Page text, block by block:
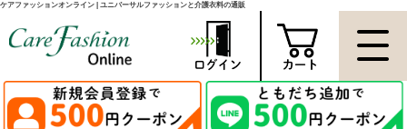
ケアファッションオンライン | ユニバーサルファッションと介護衣料の通販